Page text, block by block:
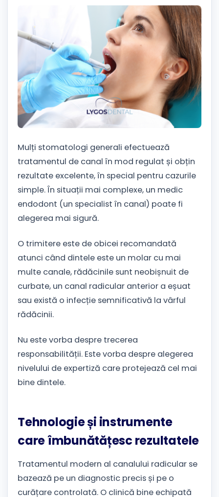
Mulți stomatologi generali efectuează
tratamentul de canal în mod regulat și obțin
rezultate excelente, în special pentru cazurile
simple. În situații mai complexe, un medic
endodont (un specialist în canal) poate fi
alegerea mai sigură.
O trimitere este de obicei recomandată
atunci când dintele este un molar cu mai
multe canale, rădăcinile sunt neobișnuit de
curbate, un canal radicular anterior a eșuat
sau există o infecție semnificativă la vârful
rădăcinii.
Nu este vorba despre trecerea
responsabilității. Este vorba despre alegerea
nivelului de expertiză care protejează cel mai
bine dintele.
Tehnologie și instrumente
care îmbunătățesc rezultatele
Tratamentul modern al canalului radicular se
bazează pe un diagnostic precis și pe o
curățare controlată. O clinică bine echipată